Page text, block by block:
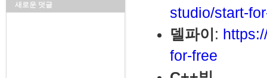
새로운 덧글
studio/start-
델파이 :
for-free